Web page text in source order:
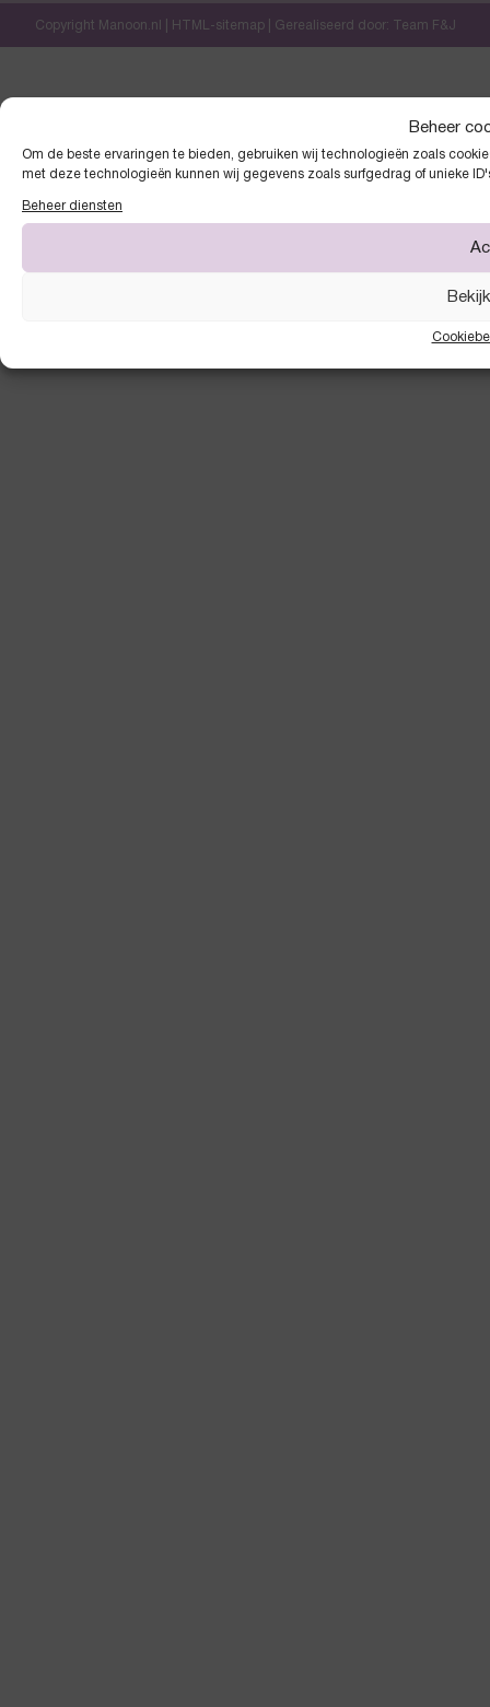
Beheer
Om de beste ervaringen te bieden, gebruiken wij technologieën zoals
met deze technologieën kunnen wij gegevens zoals surfgedrag of unieke
Beheer diensten
Copyright Manoon.nl | HTML-sitemap| Gerealiseerd door: Team F&J